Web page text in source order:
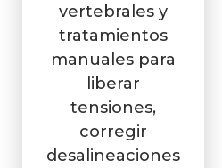
vertebrales y
tratamientos
manuales para
liberar
tensiones,
corregir
desalineaciones